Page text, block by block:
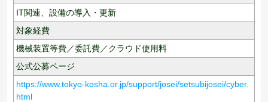
IT関連、 設備の導入・更新
対象経費
機械装置等費／委託費／クラウド使用料
公式公募ページ
https://www.tokyo-kosha.or.jp/support/josei/setsubijosei/cyber.
html